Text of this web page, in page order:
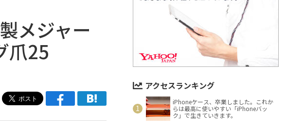
メジャー
爪25
アクセスランキング
iPhoneケース、卒業しました。これか
らは最高に使いやすい「iPhoneバッ
ク」で生きていきます。